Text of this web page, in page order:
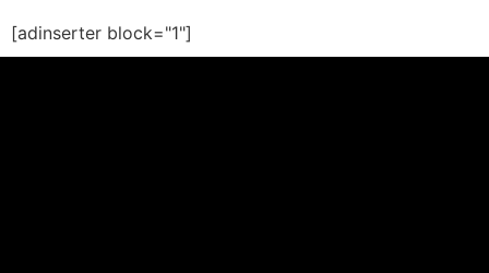
[adinserter block="1"]